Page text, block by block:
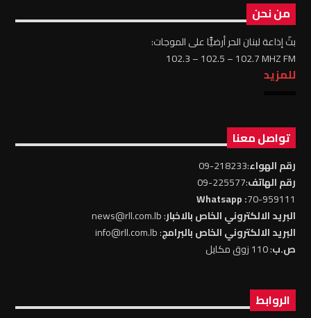
من نحن
بثّ إذاعة لبنان الحر أرضيًّا على الموجات:
102.3 – 102.5 – 102.7 MHZ FM
للمزيد
تواصل معنا
رقم الهواء:218233-09
رقم الهاتف:225577-09
70-959111
: Whatsapp
البريد الالكتروني الخاص بالاخبار: news@rll.com.lb
البريد الالكتروني الخاص بالبرامج: info@rll.com.lb
ص.ب: 110 زوق مكايل
الروابط